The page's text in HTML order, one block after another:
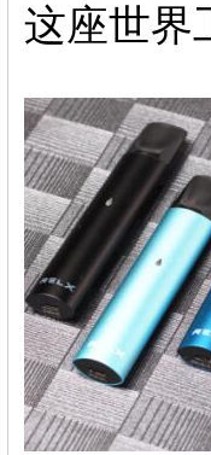
这座世界